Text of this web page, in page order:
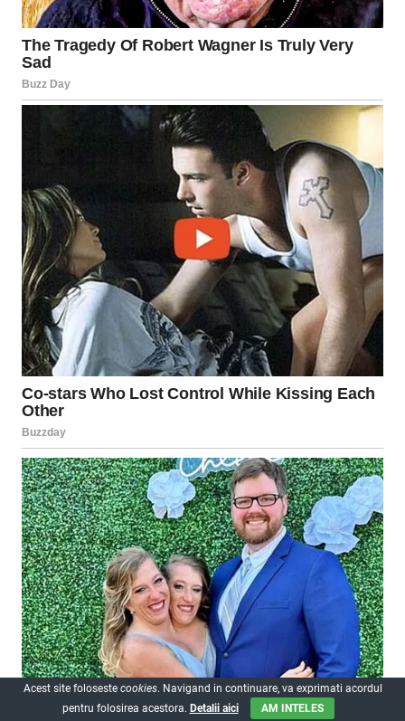
Acest site foloseste cookies. Navigand in continuare, va exprimati acordul
pentru folosirea acestora. Detalii aici AM INTELES